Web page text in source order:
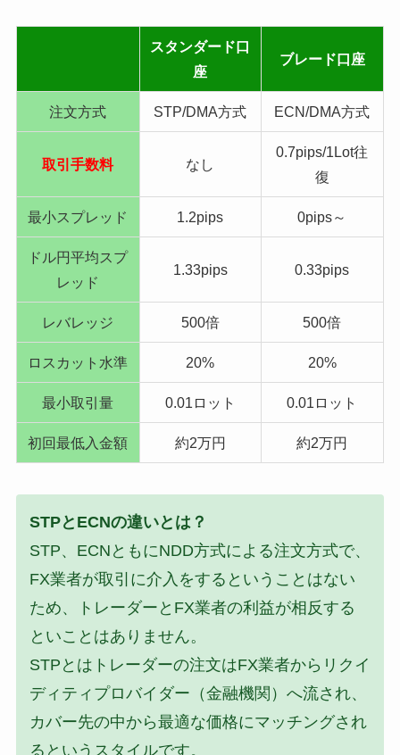
スタンダード口
座
ブレード口座
注文方式 STP/DMA方式 ECN/DMA方式
取引手数料 なし
0.7pips/1Lot往
復
最小スプレッド 1.2pips 0pips～
ドル円平均スプ
レッド
1.33pips 0.33pips
レバレッジ 500倍 500倍
ロスカット水準 20% 20%
最小取引量 0.01ロット 0.01ロット
初回最低入金額 約2万円 約2万円
STPとECNの違いとは？
STP、ECNともにNDD方式による注文方式で、
FX業者が取引に介入をするということはない
ため、トレーダーとFX業者の利益が相反する
といことはありません。
STPとはトレーダーの注文はFX業者からリクイ
ディティプロバイダー（金融機関）へ流され、
カバー先の中から最適な価格にマッチングされ
るというスタイルです。